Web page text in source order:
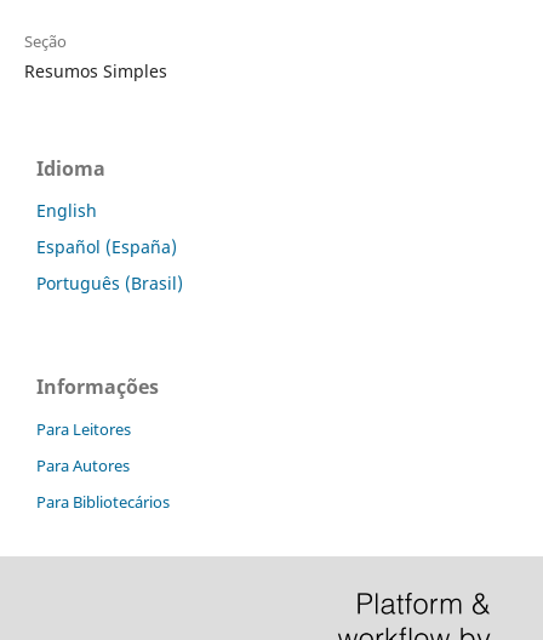
Seção
Resumos Simples
Idioma
English
Español (España)
Português (Brasil)
Informações
Para Leitores
Para Autores
Para Bibliotecários